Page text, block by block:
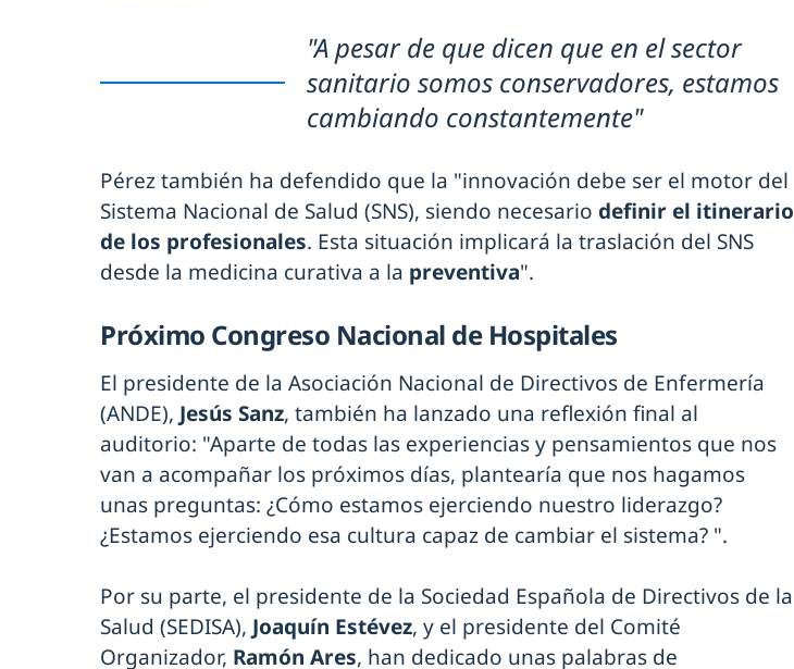
"A pesar de que dicen que en el sector
sanitario somos conservadores, estamos
cambiando constantemente"
Pérez también ha defendido que la "innovación debe ser el motor del
Sistema Nacional de Salud (SNS), siendo necesario definir el itinerario
de los profesionales. Esta situación implicará la traslación del SNS
desde la medicina curativa a la preventiva".
Próximo Congreso Nacional de Hospitales
El presidente de la Asociación Nacional de Directivos de Enfermería
(ANDE), Jesús Sanz, también ha lanzado una reflexión final al
auditorio: "Aparte de todas las experiencias y pensamientos que nos
van a acompañar los próximos días, plantearía que nos hagamos
unas preguntas: ¿Cómo estamos ejerciendo nuestro liderazgo?
¿Estamos ejerciendo esa cultura capaz de cambiar el sistema? ".
Por su parte, el presidente de la Sociedad Española de Directivos de la
Salud (SEDISA), Joaquín Estévez, y el presidente del Comité
Organizador, Ramón Ares, han dedicado unas palabras de